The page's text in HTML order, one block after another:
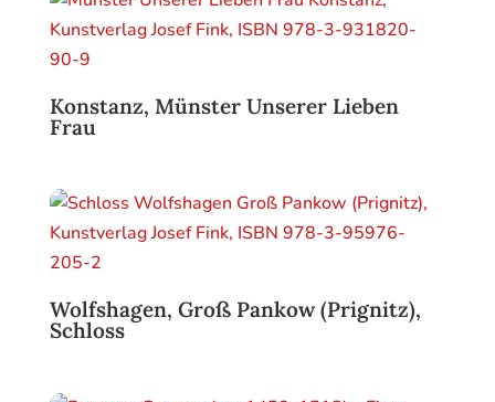
Konstanz, Münster Unserer Lieben
Frau
Wolfshagen, Groß Pankow (Prignitz),
Schloss